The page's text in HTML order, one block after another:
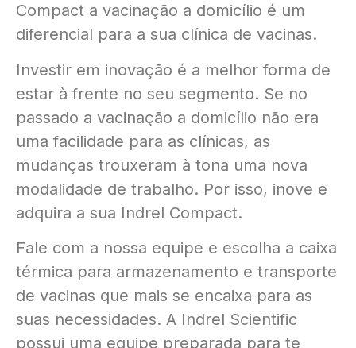
Compact a vacinação a domicílio é um
diferencial para a sua clínica de vacinas.
Investir em inovação é a melhor forma de
estar à frente no seu segmento. Se no
passado a vacinação a domicílio não era
uma facilidade para as clínicas, as
mudanças trouxeram à tona uma nova
modalidade de trabalho. Por isso, inove e
adquira a sua Indrel Compact.
Fale com a nossa equipe e escolha a caixa
térmica para armazenamento e transporte
de vacinas que mais se encaixa para as
suas necessidades. A Indrel Scientific
possui uma equipe preparada para te